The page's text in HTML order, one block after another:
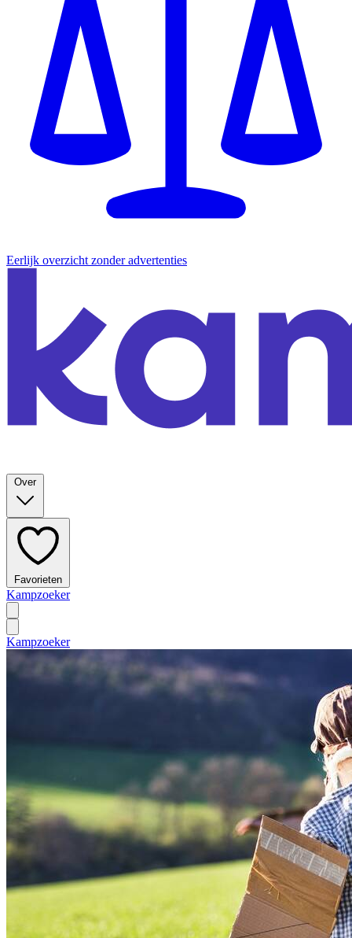
Eerlijk overzicht zonder advertenties
Over
Favorieten
Kampzoeker
Kampzoeker